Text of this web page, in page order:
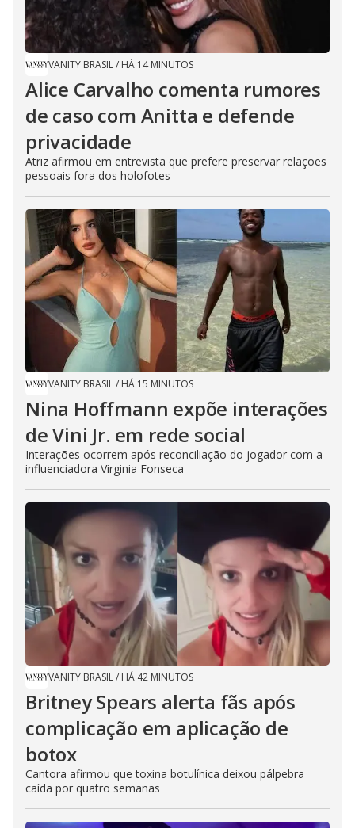
VANITY BRASIL/ HÁ 14 MINUTOS
Alice Carvalho comenta rumores
de caso com Anitta e defende
privacidade
Atriz afirmou em entrevista que prefere preservar relações
pessoais fora dos holofotes
VANITY BRASIL/ HÁ 15 MINUTOS
Nina Hoffmann expõe interações
de Vini Jr. em rede social
Interações ocorrem após reconciliação do jogador com a
influenciadora Virginia Fonseca
VANITY BRASIL/ HÁ 42 MINUTOS
Britney Spears alerta fãs após
complicação em aplicação de
botox
Cantora afirmou que toxina botulínica deixou pálpebra
caída por quatro semanas